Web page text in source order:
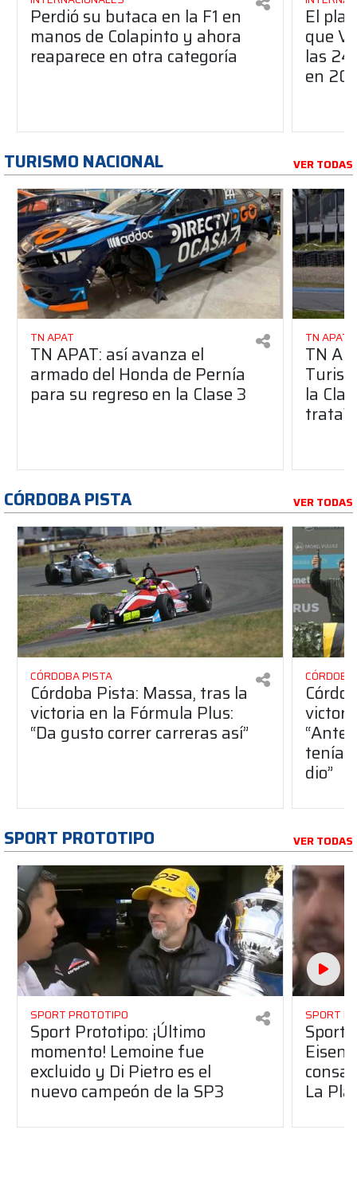
Perdió su butaca en la F1 en
manos de Colapinto y ahora
reaparece en otra categoría
El
que
las
en
TURISMO NACIONAL VER TODAS
TN APAT
TN APAT: así avanza el
armado del Honda de Pernía
para su regreso en la Clase 3
TN APAT
TN
la
trata?
CÓRDOBA PISTA VER TODAS
CÓRDOBA PISTA
Córdoba Pista: Massa, tras la
victoria en la Fórmula Plus:
“Da gusto correr carreras así”
dio”
SPORT PROTOTIPO VER TODAS
SPORT PROTOTIPO
Sport Prototipo: ¡Último
momento! Lemoine fue
excluido y Di Pietro es el
nuevo campeón de la SP3
SPORT
Sport
La